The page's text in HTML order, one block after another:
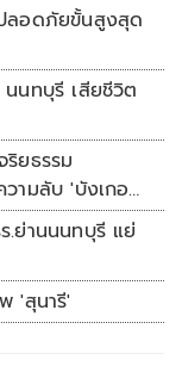
ลอดภัยขั้นสูงสุด
นทบุรี เสียชีวิต
ามลับ 'บังเกอร์
.ย่านนนทบุรี แย่
'สุนารี'